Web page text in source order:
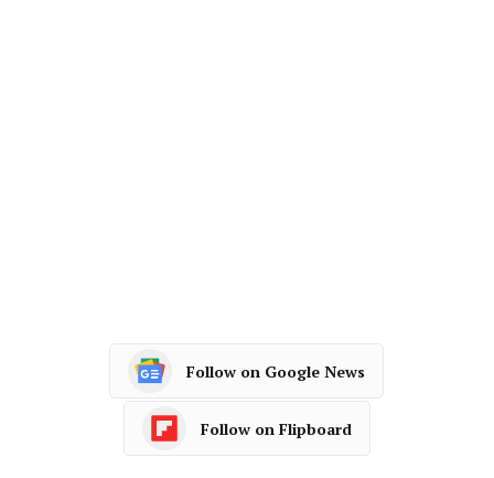
Follow on Google News
Follow on Flipboard